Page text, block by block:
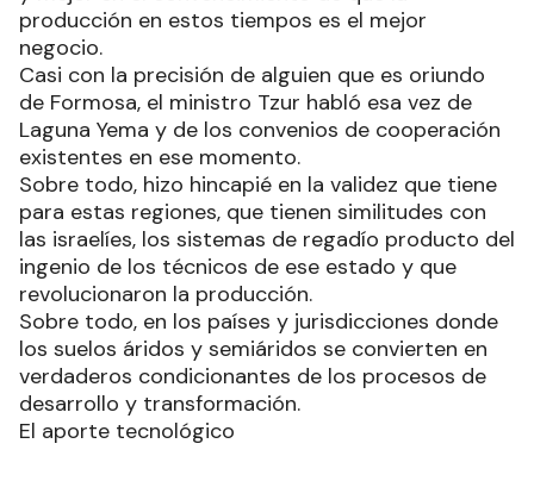
producción en estos tiempos es el mejor
negocio.
Casi con la precisión de alguien que es oriundo
de Formosa, el ministro Tzur habló esa vez de
Laguna Yema y de los convenios de cooperación
existentes en ese momento.
Sobre todo, hizo hincapié en la validez que tiene
para estas regiones, que tienen similitudes con
las israelíes, los sistemas de regadío producto del
ingenio de los técnicos de ese estado y que
revolucionaron la producción.
Sobre todo, en los países y jurisdicciones donde
los suelos áridos y semiáridos se convierten en
verdaderos condicionantes de los procesos de
desarrollo y transformación.
El aporte tecnológico